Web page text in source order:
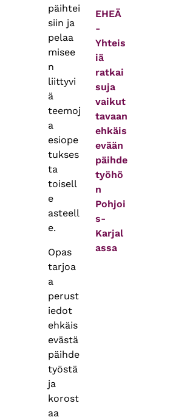
päihtei
siin ja
pelaa
misee
n
liittyvi
ä
teemoj
a
esiope
tukses
ta
toisell
e
asteell
e.
Opas
tarjoa
a
perust
iedot
ehkäis
evästä
päihde
työstä
ja
korost
aa
EHEÄ
-
Yhteis
iä
ratkai
suja
vaikut
tavaan
ehkäis
evään
päihde
työhö
n
Pohjoi
s-
Karjal
assa